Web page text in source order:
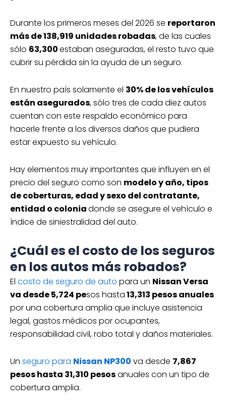
Durante los primeros meses del 2026 se reportaron
más de 138,919 unidades robadas, de las cuales
sólo 63,300estaban aseguradas, el resto tuvo que
cubrir su pérdida sin la ayuda de un seguro.
En nuestro país solamente el 30% de los vehículos
están asegurados, sólo tres de cada diez autos
cuentan con este respaldo económico para
hacerle frente a los diversos daños que pudiera
estar expuesto su vehículo.
Hay elementos muy importantes que influyen en el
precio del seguro como son modelo y año, tipos
de coberturas, edad y sexo del contratante,
entidad o coloniadonde se asegure el vehículo e
índice de siniestralidad del auto.
¿Cuál es el costo de los seguros
en los autos más robados?
El costo de seguro de auto para un Nissan Versa
va desde 5,724 pesos hasta13,313 pesos anuales
por una cobertura amplia que incluye asistencia
legal, gastos médicos por ocupantes,
responsabilidad civil, robo total y daños materiales.
Un seguro para Nissan NP300 va desde 7,867
pesos hasta 31,310 pesosanuales con un tipo de
cobertura amplia.